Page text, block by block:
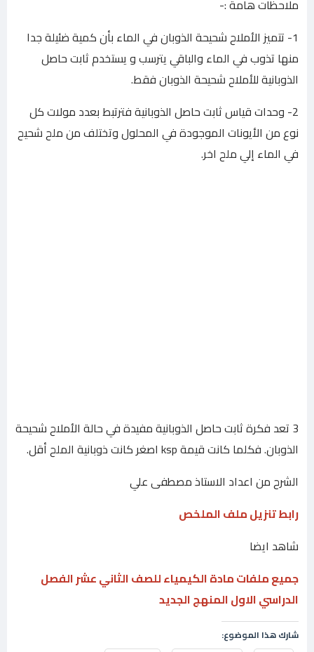
ملاحظات هامة :-
1- تتميز الأملاح شحيحة الذوبان في الماء بأن كمية ضئيلة جدا
منها تذوب في الماء والباقي يترسب و يستخدم ثابت حاصل
الذوبانية للأملاح شحيحة الذوبان فقط.
2- وحدات قياس ثابت حاصل الذوبانية فترتبط بعدد مولات كل
نوع من الأيونات الموجودة في المحلول وتختلف من ملح شحيح
في الماء إلي ملح اخر.
3 تعد فكرة ثابت حاصل الذوبانية مفيدة في حالة الأملاح شحيحة
الذوبان. فكلما كانت قيمة ksp اصغر كانت ذوبانية الملح أقل.
الشرح من اعداد الاستاذ مصطفى علي
رابط تنزيل ملف الملخص
شاهد ايضا
جميع ملفات مادة الكيمياء للصف الثاني عشر الفصل
الدراسي الاول المنهج الجديد
شارك هذا الموضوع: